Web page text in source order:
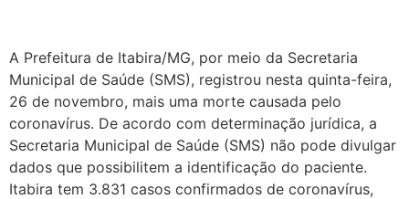
A Prefeitura de Itabira/MG, por meio da Secretaria
Municipal de Saúde (SMS), registrou nesta quinta-feira,
26 de novembro, mais uma morte causada pelo
coronavírus. De acordo com determinação jurídica, a
Secretaria Municipal de Saúde (SMS) não pode divulgar
dados que possibilitem a identificação do paciente.
Itabira tem 3.831 casos confirmados de coronavírus,